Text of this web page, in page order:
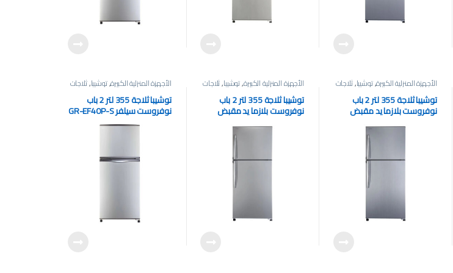
الأجهزة المنزلية الكبيرة,توشيبا,ثلاجات
توشيبا ثلاجة 355 لتر 2 باب
نوفروست بلازما يد مقبض
الأجهزة المنزلية الكبيرة,توشيبا,ثلاجات
توشيبا ثلاجة 355 لتر 2 باب
نوفروست بلازما يد مقبض
الأجهزة المنزلية الكبيرة,توشيبا,ثلاجات
توشيبا ثلاجة 355 لتر 2 باب
نوفروست سيلفر GR-EF40P-S